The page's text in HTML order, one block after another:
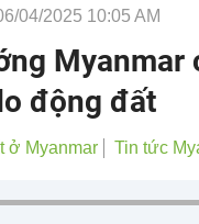
04/2025 10:05 AM
Myanmar
động đất
ở Myanmar Tin tức